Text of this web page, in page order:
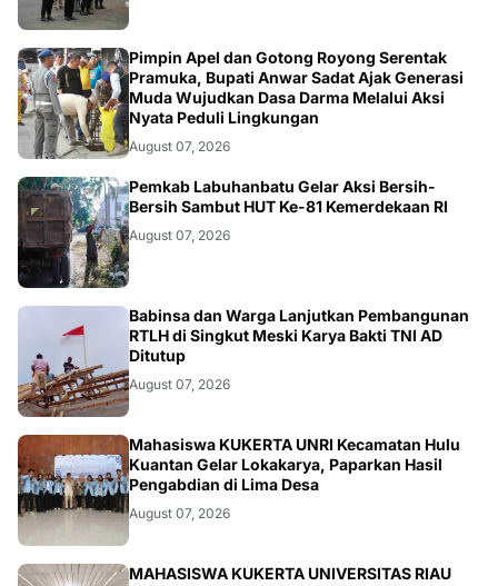
BERITA
Pimpin Apel dan Gotong Royong Serentak
Pramuka, Bupati Anwar Sadat Ajak Generasi
Muda Wujudkan Dasa Darma Melalui Aksi
Nyata Peduli Lingkungan
August 07, 2026
BERITA
Pemkab Labuhanbatu Gelar Aksi Bersih-
Bersih Sambut HUT Ke-81 Kemerdekaan RI
August 07, 2026
Babinsa dan Warga Lanjutkan Pembangunan
RTLH di Singkut Meski Karya Bakti TNI AD
Ditutup
August 07, 2026
ARTIKEL
Mahasiswa KUKERTA UNRI Kecamatan Hulu
Kuantan Gelar Lokakarya, Paparkan Hasil
Pengabdian di Lima Desa
August 07, 2026
MAHASISWA KUKERTA UNIVERSITAS RIAU